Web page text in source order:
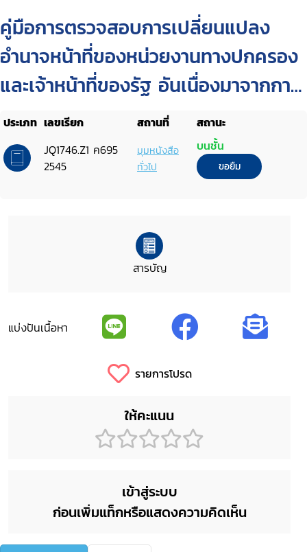
คู่มือการตรวจสอบการเปลี่ยนแปลง
อำนาจหน้าที่ของหน่วยงานทางปกครอง
และเจ้าหน้าที่ของรัฐ อันเนื่องมาจากการ
บังคับใช้กฏหมาย ว่าด้วยการปรับปรุง
กระทรวง ทบวง กรม (พ.ศ. 2545)
ประเภท เลขเรียก สถานที่
สถานะ
JQ1746.Z1 ค695
2545
มุมหนังสือ
ทั่วไป
บนชั้น
ขอยืม
สารบัญ
แบ่งปันเนื้อหา
รายการโปรด
ให้คะแนน
เข้าสู่ระบบ
ก่อนเพิ่มแท็กหรือแสดงความคิดเห็น